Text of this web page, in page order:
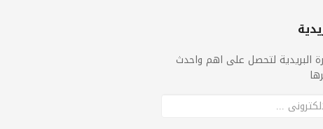
البريدية لتحصل على اهم واحدث